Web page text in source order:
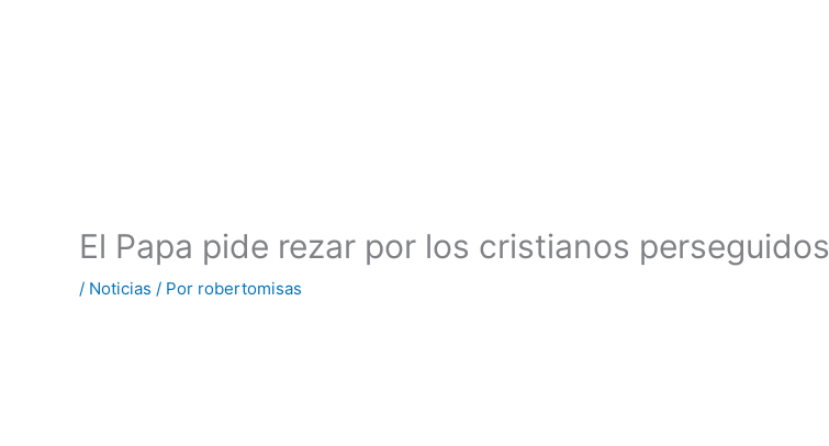
El Papa pide rezar por los cristianos perseguidos
/ Noticias / Por robertomisas